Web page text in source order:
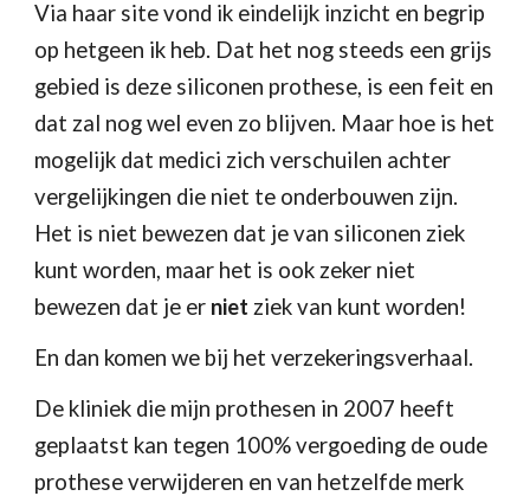
Via haar site vond ik eindelijk inzicht en begrip
op hetgeen ik heb. Dat het nog steeds een grijs
gebied is deze siliconen prothese, is een feit en
dat zal nog wel even zo blijven. Maar hoe is het
mogelijk dat medici zich verschuilen achter
vergelijkingen die niet te onderbouwen zijn.
Het is niet bewezen dat je van siliconen ziek
kunt worden, maar het is ook zeker niet
bewezen dat je er niet ziek van kunt worden!
En dan komen we bij het verzekeringsverhaal.
De kliniek die mijn prothesen in 2007 heeft
geplaatst kan tegen 100% vergoeding de oude
prothese verwijderen en van hetzelfde merk